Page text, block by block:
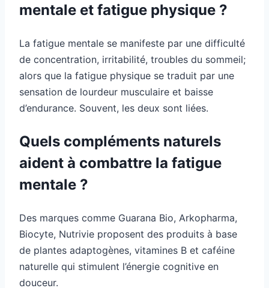
mentale et fatigue physique ?
La fatigue mentale se manifeste par une difficulté
de concentration, irritabilité, troubles du sommeil;
alors que la fatigue physique se traduit par une
sensation de lourdeur musculaire et baisse
d’endurance. Souvent, les deux sont liées.
Quels compléments naturels
aident à combattre la fatigue
mentale ?
Des marques comme Guarana Bio, Arkopharma,
Biocyte, Nutrivie proposent des produits à base
de plantes adaptogènes, vitamines B et caféine
naturelle qui stimulent l’énergie cognitive en
douceur.